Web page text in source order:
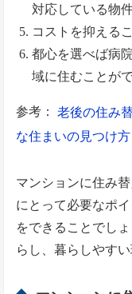
対応している物
コストを抑える
都心を選べば病
域に住むことが
参考：老後の住み
な住まいの見つけ方
マンションに住み
にとって必要なポ
をできることでし
らし、暮らしやす